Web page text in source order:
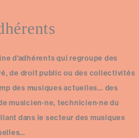
d'adhérents qui regroupe des
de droit public ou des collectivités
des musiques actuelles… des
musicien·ne, technicien·ne du
dans le secteur des musiques